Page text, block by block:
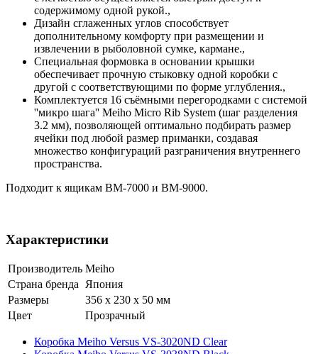
содержимому одной рукой.,
Дизайн сглаженных углов способствует
дополнительному комфорту при размещении и
извлечении в рыболовной сумке, кармане.,
Специальная формовка в основании крышки
обеспечивает прочную стыковку одной коробки с
другой с соответствующими по форме углубления.,
Комплектуется 16 съёмными перегородками с системой
''микро шага'' Meiho Micro Rib System (шаг разделения
3.2 мм), позволяющей оптимально подбирать размер
ячейки под любой размер приманки, создавая
множество конфигураций разграничения внутреннего
пространства.
Подходит к ящикам BM-7000 и BM-9000.
Характеристики
Производитель Meiho
Страна бренда Япония
Размеры
356 x 230 x 50 мм
Цвет
Прозрачный
Коробка Meiho Versus VS-3020ND Clear